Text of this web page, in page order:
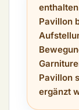
Pavillon
Pavillon
ergänzt